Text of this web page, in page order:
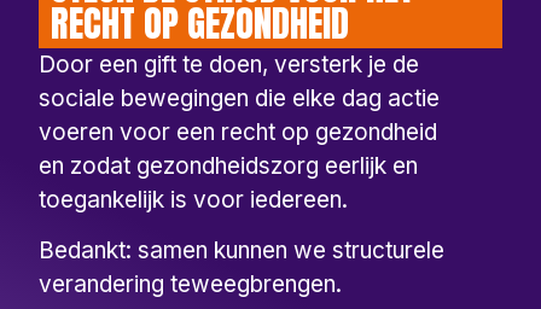
RECHT OP GEZONDHEID
Door een gift te doen, versterk je de
sociale bewegingen die elke dag actie
voeren voor een recht op gezondheid
en zodat gezondheidszorg eerlijk en
toegankelijk is voor iedereen.
Bedankt: samen kunnen we structurele
verandering teweegbrengen.